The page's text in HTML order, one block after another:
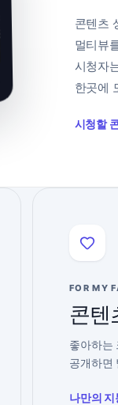
콘텐츠
멀티뷰
시청자
한곳에
시청할
FOR MY
콘텐
좋아하는
공개하면
나만의